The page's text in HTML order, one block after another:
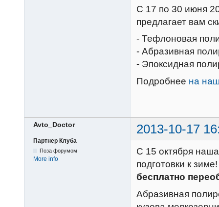
C 17 по 30 июня
предлагает вам
- Тефлоновая
- Абразивная
- Эпоксидная
Подробнее на
Avto_Doctor 2013-10-17
Партнер Клуба
Поза форумом
More info
С 15 октября
подготовки к
бесплатно
Абразивная